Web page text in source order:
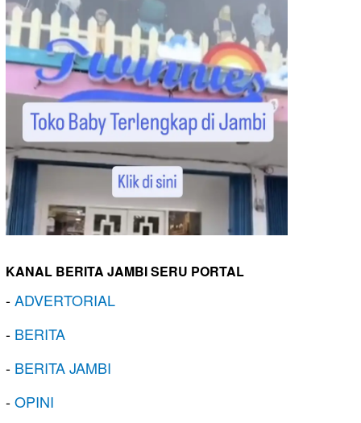
KANAL BERITA JAMBI SERU PORTAL
-ADVERTORIAL
- BERITA
- BERITA JAMBI
-OPINI